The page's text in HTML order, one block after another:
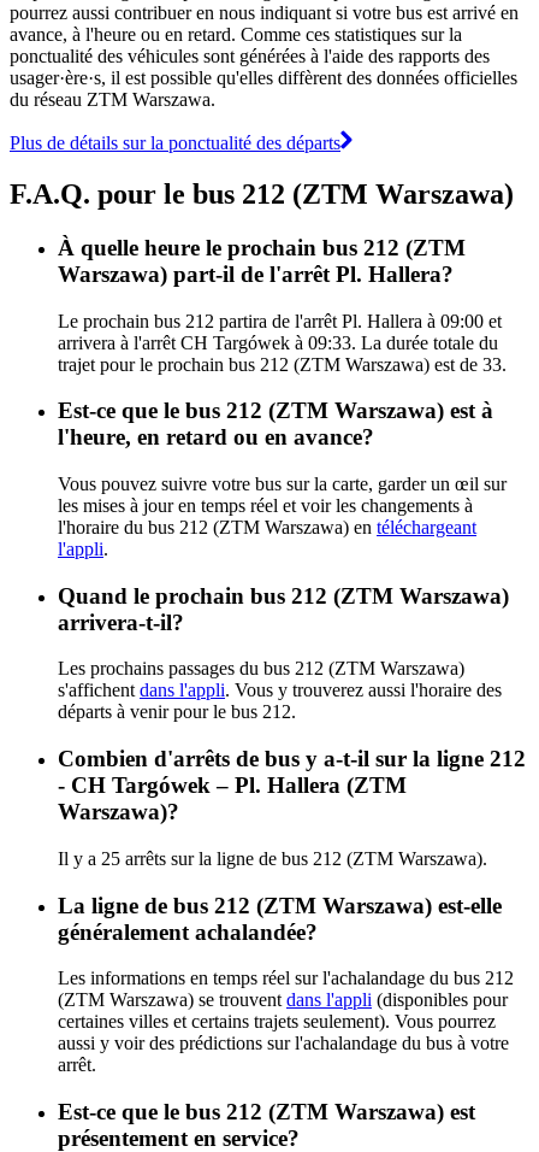
pourrez aussi contribuer en nous indiquant si votre bus est arrivé en
avance, à l'heure ou en retard. Comme ces statistiques sur la
ponctualité des véhicules sont générées à l'aide des rapports des
usager·ère·s, il est possible qu'elles diffèrent des données officielles
du réseau ZTM Warszawa.
Plus de détails sur la ponctualité des départs
F.A.Q. pour le bus 212 (ZTM Warszawa)
À quelle heure le prochain bus 212 (ZTM
Warszawa) part-il de l'arrêt Pl. Hallera?
Le prochain bus 212 partira de l'arrêt Pl. Hallera à 09:00 et
arrivera à l'arrêt CH Targówek à 09:33. La durée totale du
trajet pour le prochain bus 212 (ZTM Warszawa) est de 33.
Est-ce que le bus 212 (ZTM Warszawa) est à
l'heure, en retard ou en avance?
Vous pouvez suivre votre bus sur la carte, garder un œil sur
les mises à jour en temps réel et voir les changements à
l'horaire du bus 212 (ZTM Warszawa) en téléchargeant
l'appli.
Quand le prochain bus 212 (ZTM Warszawa)
arrivera-t-il?
Les prochains passages du bus 212 (ZTM Warszawa)
s'affichent dans l'appli. Vous y trouverez aussi l'horaire des
départs à venir pour le bus 212.
Combien d'arrêts de bus y a-t-il sur la ligne 212
- CH Targówek – Pl. Hallera (ZTM
Warszawa)?
Il y a 25 arrêts sur la ligne de bus 212 (ZTM Warszawa).
La ligne de bus 212 (ZTM Warszawa) est-elle
généralement achalandée?
Les informations en temps réel sur l'achalandage du bus 212
(ZTM Warszawa) se trouvent dans l'appli (disponibles pour
certaines villes et certains trajets seulement). Vous pourrez
aussi y voir des prédictions sur l'achalandage du bus à votre
arrêt.
Est-ce que le bus 212 (ZTM Warszawa) est
présentement en service?